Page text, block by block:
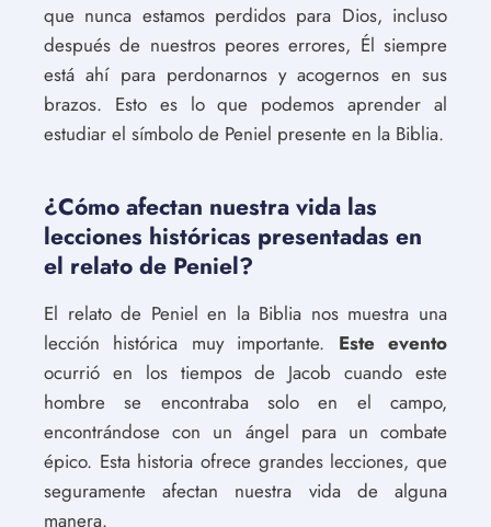
que nunca estamos perdidos para Dios, incluso
después de nuestros peores errores, Él siempre
está ahí para perdonarnos y acogernos en sus
brazos. Esto es lo que podemos aprender al
estudiar el símbolo de Peniel presente en la Biblia.
¿Cómo afectan nuestra vida las
lecciones históricas presentadas en
el relato de Peniel?
El relato de Peniel en la Biblia nos muestra una
lección histórica muy importante. Este evento
ocurrió en los tiempos de Jacob cuando este
hombre se encontraba solo en el campo,
encontrándose con un ángel para un combate
épico. Esta historia ofrece grandes lecciones, que
seguramente afectan nuestra vida de alguna
manera.